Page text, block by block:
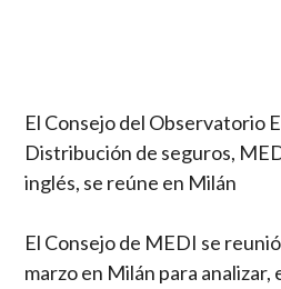
El Consejo del Observatorio
Distribución de seguros,
inglés, se reúne en Milán
El Consejo de MEDI se
marzo en Milán para